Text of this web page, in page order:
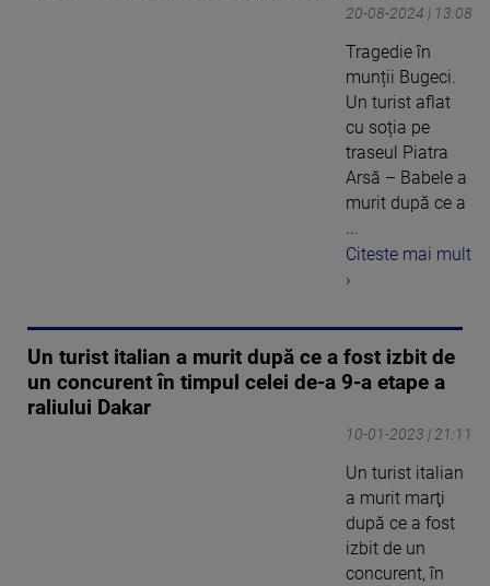
20-08-2024 | 13:08
Tragedie în
munții Bugeci.
Un turist aflat
cu soția pe
traseul Piatra
Arsă – Babele a
murit după ce a
Citeste mai mult
›
Un turist italian a murit după ce a fost izbit de
un concurent în timpul celei de-a 9-a etape a
raliului Dakar
10-01-2023 | 21:11
Un turist italian
a murit marţi
după ce a fost
izbit de un
concurent, în